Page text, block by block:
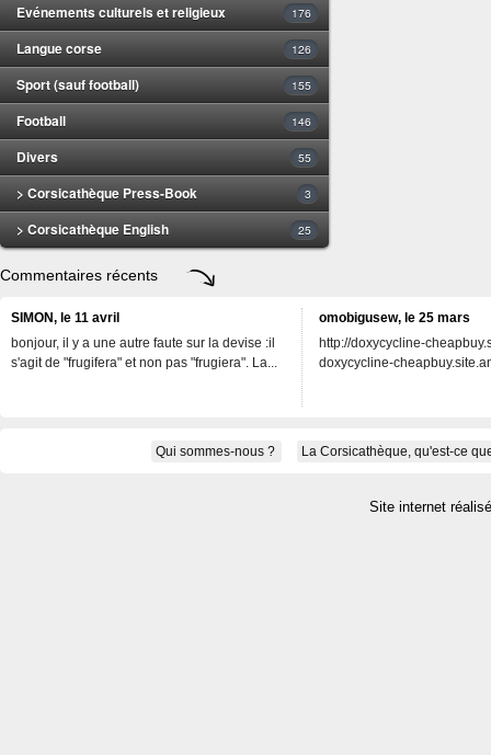
Evénements culturels et religieux 176
Langue corse 126
Sport (sauf football) 155
Football 146
Divers 55
> Corsicathèque Press-Book 3
> Corsicathèque English 25
Commentaires récents
SIMON, le 11 avril
bonjour, il y a une autre faute sur la devise :il
s'agit de "frugifera" et non pas "frugiera". La...
omobigusew, le 25 mars
http://doxycycline-
doxycycline-
Qui sommes-nous ? La Corsicathèque, qu'est-ce
Site internet